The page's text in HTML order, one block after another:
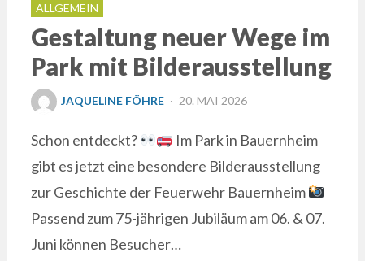
ALLGEMEIN
Gestaltung neuer Wege im
Park mit Bilderausstellung
JAQUELINE FÖHRE
POSTED
20. MAI 2026
Schon entdeckt?
Im Park in Bauernheim
gibt es jetzt eine besondere Bilderausstellung
zur Geschichte der Feuerwehr Bauernheim
Passend zum 75-jährigen Jubiläum am 06. & 07.
Juni können Besucher…